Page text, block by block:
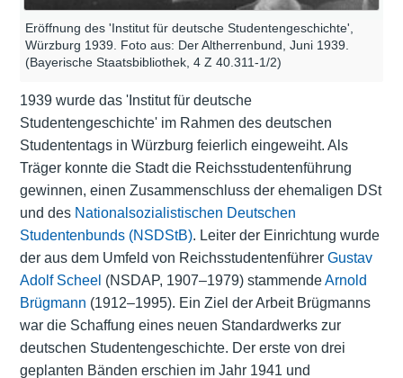
Eröffnung des 'Institut für deutsche Studentengeschichte',
Würzburg 1939. Foto aus: Der Altherrenbund, Juni 1939.
(Bayerische Staatsbibliothek, 4 Z 40.311-1/2)
1939 wurde das 'Institut für deutsche
Studentengeschichte' im Rahmen des deutschen
Studententags in Würzburg feierlich eingeweiht. Als
Träger konnte die Stadt die Reichsstudentenführung
gewinnen, einen Zusammenschluss der ehemaligen DSt
und des Nationalsozialistischen Deutschen
Studentenbunds (NSDStB). Leiter der Einrichtung wurde
der aus dem Umfeld von Reichsstudentenführer Gustav
Adolf Scheel (NSDAP, 1907–1979) stammendeArnold
Brügmann (1912–1995). Ein Ziel der Arbeit Brügmanns
war die Schaffung eines neuen Standardwerks zur
deutschen Studentengeschichte. Der erste von drei
geplanten Bänden erschien im Jahr 1941 und